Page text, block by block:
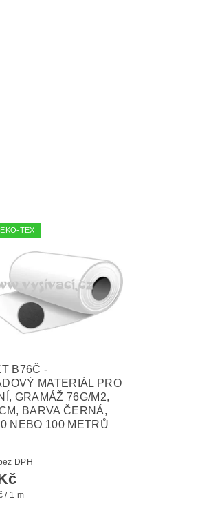
TEX
B76Č -
MATERIÁL PRO
GRAMÁŽ 76G/M2,
BARVA ČERNÁ,
NEBO 100 METRŮ
310 Kč bez DPH
/ 1 m